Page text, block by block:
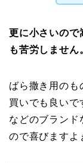
更に小さいので
も苦労しません
ばら撒き用のも
買いでも良いで
などのブランド
ので喜びますよ